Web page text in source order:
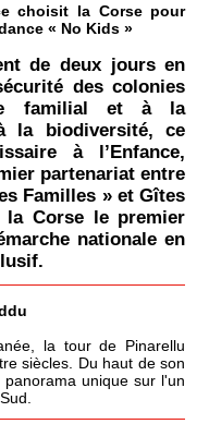
choisit la Corse pour
« No Kids »
de deux jours en
des colonies
familial et à la
la biodiversité, ce
à l’Enfance,
partenariat entre
Familles » et Gîtes
la Corse le premier
nationale en
la tour de Pinarellu
siècles. Du haut de son
unique sur l'un